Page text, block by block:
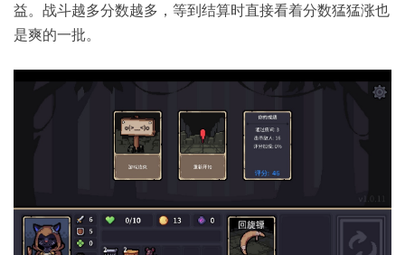
益。战斗越多分数越多，等到结算时直接看着分数猛猛涨也
是爽的一批。